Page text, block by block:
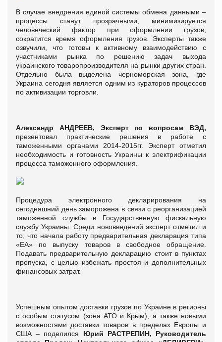
В случае внедрения единой системы обмена данными –
процессы станут прозрачными, минимизируется
человеческий фактор при оформлении грузов,
сократится время оформления грузов. Эксперты также
озвучили, что готовы к активному взаимодействию с
участниками рынка по решению задач выхода
украинского товаропроизводителя на рынки других стран.
Отдельно была выделена черноморская зона, где
Украина сегодня является одним из кураторов процессов
по активизации торговли.
Александр АНДРЕЕВ, Эксперт по вопросам ВЭД,
презентовал практические решения в работе с
таможенными органами 2014-2015гг. Эксперт отметил
необходимость и готовность Украины к электрификации
процесса таможенного оформления.
Процедура электронного декларирования на
сегодняшний день заморожена в связи с реорганизацией
таможенной службы в Государственную фискальную
службу Украины. Среди нововведений эксперт отметил и
то, что начала работу предварительная декларация типа
«ЕА» по выпуску товаров в свободное обращение.
Подавать предварительную декларацию стоит в пунктах
пропуска, с целью избежать простоя и дополнительных
финансовых затрат.
Успешным опытом доставки грузов по Украине в регионы
с особым статусом (зона АТО и Крым), а также новыми
возможностями доставки товаров в пределах Европы и
США – поделился Юрий РАСТРЕПИН, Руководитель